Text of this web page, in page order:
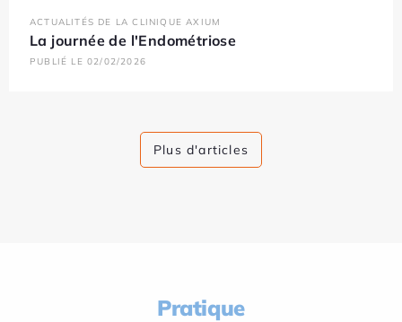
ACTUALITÉS DE LA CLINIQUE AXIUM
La journée de l'Endométriose
PUBLIÉ LE 02/02/2026
Plus d'articles
Pratique